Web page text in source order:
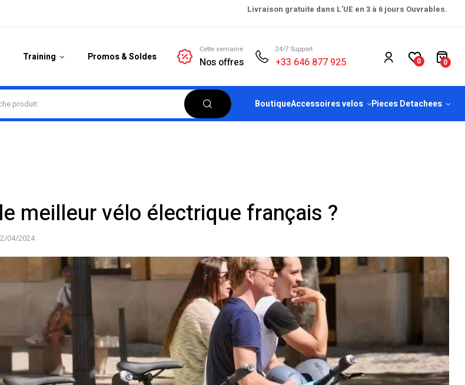
Livraison gratuite dans L’UE en 3 à 6 jours Ouvrables.
Training Promos & Soldes
Cette semaine
Nos offres
24/7 Support
+33 646 877 925 0 0
BoutiqueAccessoires velos Pieces Detachees
meilleur vélo électrique français ?
04/2024